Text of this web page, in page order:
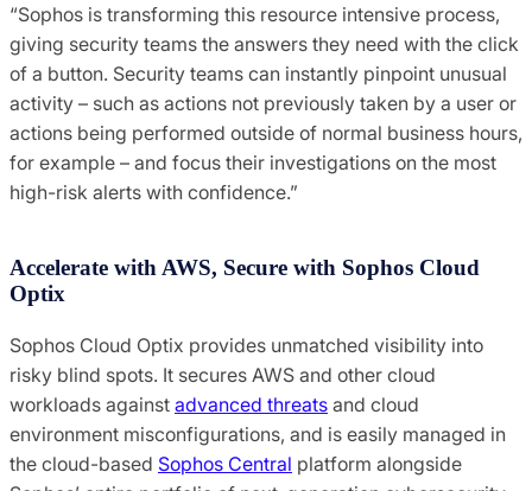
“Sophos is transforming this resource intensive process,
giving security teams the answers they need with the click
of a button. Security teams can instantly pinpoint unusual
activity – such as actions not previously taken by a user or
actions being performed outside of normal business hours,
for example – and focus their investigations on the most
high-risk alerts with confidence.”
Accelerate with AWS, Secure with Sophos Cloud
Optix
Sophos Cloud Optix provides unmatched visibility into
risky blind spots. It secures AWS and other cloud
workloads against advanced threats and cloud
environment misconfigurations, and is easily managed in
the cloud-based Sophos Central platform alongside